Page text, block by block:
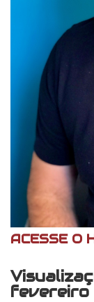
ACESSE O
fevereiro